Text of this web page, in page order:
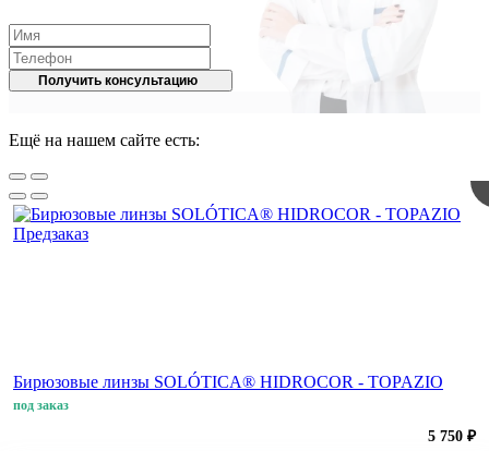
Получить консультацию
Ещё на нашем сайте есть:
Предзаказ
Бирюзовые линзы SOLÓTICA® HIDROCOR - TOPAZIO
под заказ
5 750 ₽